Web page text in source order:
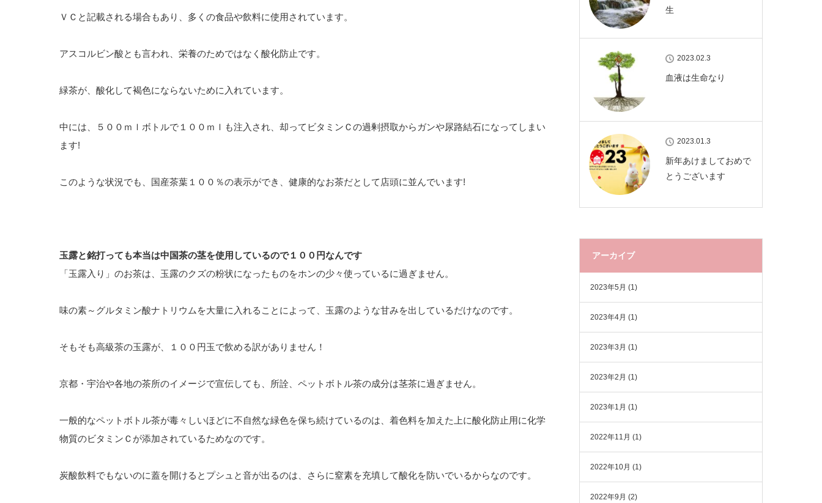
ＶＣと記載される場合もあり、多くの食品や飲料に使用されています。
アスコルビン酸とも言われ、栄養のためではなく酸化防止です。
緑茶が、酸化して褐色にならないために入れています。
中には、５００ｍｌボトルで１００ｍｌも注入され、却ってビタミンＣの過剰摂取からガンや尿路結石になってしまい
ます!
このような状況でも、国産茶葉１００％の表示ができ、健康的なお茶だとして店頭に並んでいます!
玉露と銘打っても本当は中国茶の茎を使用しているので１００円なんです
「玉露入り」のお茶は、玉露のクズの粉状になったものをホンの少々使っているに過ぎません。
味の素～グルタミン酸ナトリウムを大量に入れることによって、玉露のような甘みを出しているだけなのです。
そもそも高級茶の玉露が、１００円玉で飲める訳がありません！
京都・宇治や各地の茶所のイメージで宣伝しても、所詮、ペットボトル茶の成分は茎茶に過ぎません。
一般的なペットボトル茶が毒々しいほどに不自然な緑色を保ち続けているのは、着色料を加えた上に酸化防止用に化学
物質のビタミンＣが添加されているためなのです。
炭酸飲料でもないのに蓋を開けるとプシュと音が出るのは、さらに窒素を充填して酸化を防いでいるからなのです。
生
2023.02.3
血液は生命なり
2023.01.3
新年あけましておめで
とうございます
アーカイブ
2023年5月 (1)
2023年4月 (1)
2023年3月 (1)
2023年2月 (1)
2023年1月 (1)
2022年11月 (1)
2022年10月 (1)
2022年9月 (2)